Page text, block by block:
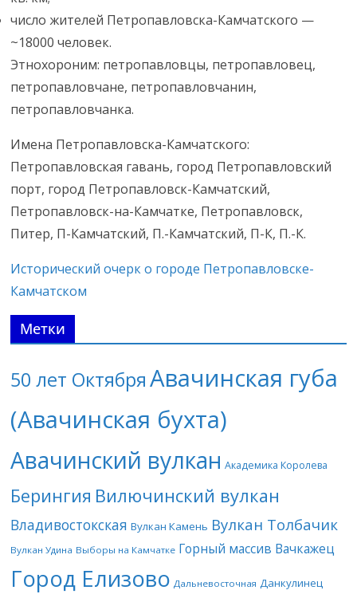
число жителей Петропавловска-Камчатского —
~18000 человек.
Этнохороним: петропавловцы, петропавловец,
петропавловчане, петропавловчанин,
петропавловчанка.
Имена Петропавловска-Камчатского:
Петропавловская гавань, город Петропавловский
порт, город Петропавловск-Камчатский,
Петропавловск-на-Камчатке, Петропавловск,
Питер, П-Камчатский, П.-Камчатский, П-К, П.-К.
Исторический очерк о городе Петропавловске-
Камчатском
Метки
50 лет Октября Авачинская губа
(Авачинская бухта)
Авачинский вулкан Академика Королева
Берингия Вилючинский вулкан
Владивостокская Вулкан Камень Вулкан Толбачик
Вулкан Удина Выборы на Камчатке Горный массив Вачкажец
Город Елизово Дальневосточная Данкулинец